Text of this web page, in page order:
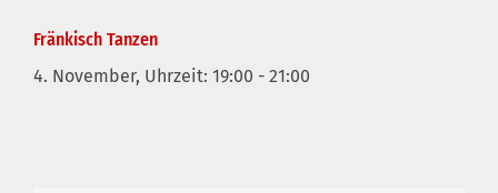
Fränkisch Tanzen
4. November, Uhrzeit: 19:00 - 21:00